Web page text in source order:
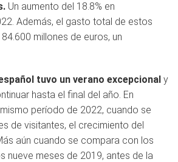
Un aumento del 18.8% en
Además, el gasto total de estos
millones de euros, un
tuvo un verano excepcional y
hasta el final del año. En
período de 2022, cuando se
de visitantes, el crecimiento del
aún cuando se compara con los
nueve meses de 2019, antes de la